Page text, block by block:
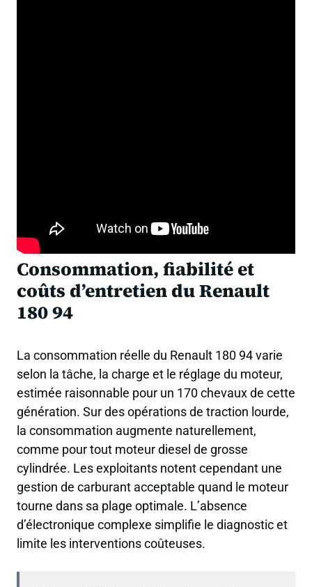
Consommation, fiabilité et
coûts d’entretien du Renault
180 94
La consommation réelle du Renault 180 94 varie
selon la tâche, la charge et le réglage du moteur,
estimée raisonnable pour un 170 chevaux de cette
génération. Sur des opérations de traction lourde,
la consommation augmente naturellement,
comme pour tout moteur diesel de grosse
cylindrée. Les exploitants notent cependant une
gestion de carburant acceptable quand le moteur
tourne dans sa plage optimale. L’absence
d’électronique complexe simplifie le diagnostic et
limite les interventions coûteuses.